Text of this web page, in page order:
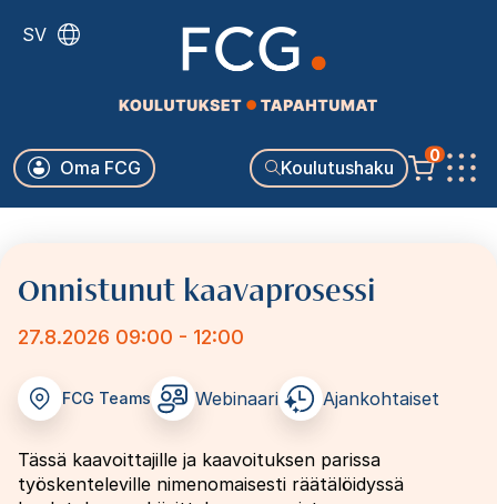
pääsisältöön
SV
Koulutushaku
Käyttäjävalikko
Oma FCG
0
Onnistunut kaavaprosessi
27.8.2026 09:00 - 12:00
FCG Teams Webinaari Ajankohtaiset
Tässä kaavoittajille ja kaavoituksen parissa
työskenteleville nimenomaisesti räätälöidyssä